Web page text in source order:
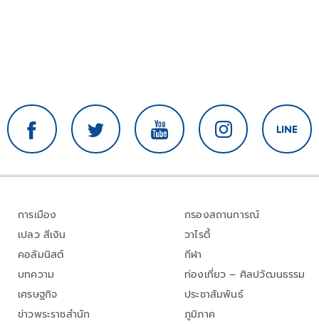
การเมือง
เปลว สีเงิน
คอลัมนิสต์
บทความ
เศรษฐกิจ
ข่าวพระราชสำนัก
กรองสถานการณ์
วาไรตี้
กีฬา
ท่องเที่ยว – ศิลปวัฒนธรรม
ประชาสัมพันธ์
ภูมิภาค